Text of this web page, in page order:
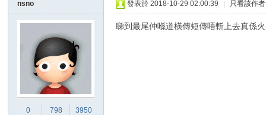
nsno
0
798
3950
發表於 2018-10-29 02:00:39 只看該作者
睇到最尾仲喺道橫傳短傳唔斬上去真係